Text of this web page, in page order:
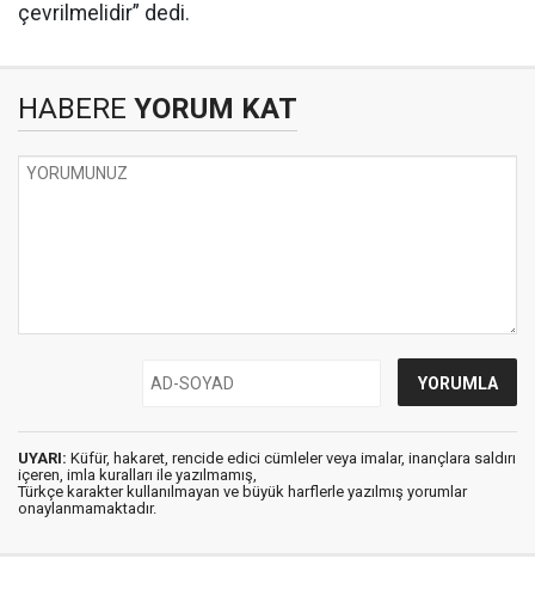
çevrilmelidir” dedi.
HABERE YORUM KAT
UYARI: Küfür, hakaret, rencide edici cümleler veya imalar, inançlara saldırı
içeren, imla kuralları ile yazılmamış,
Türkçe karakter kullanılmayan ve büyük harflerle yazılmış yorumlar
onaylanmamaktadır.